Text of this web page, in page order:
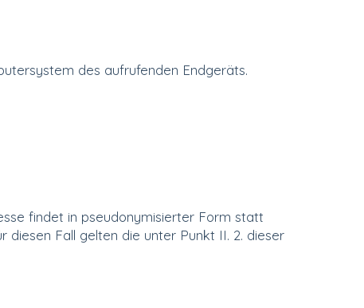
des aufrufenden Endgeräts.
findet in pseudonymisierter Form statt
Fall gelten die unter Punkt II. 2. dieser